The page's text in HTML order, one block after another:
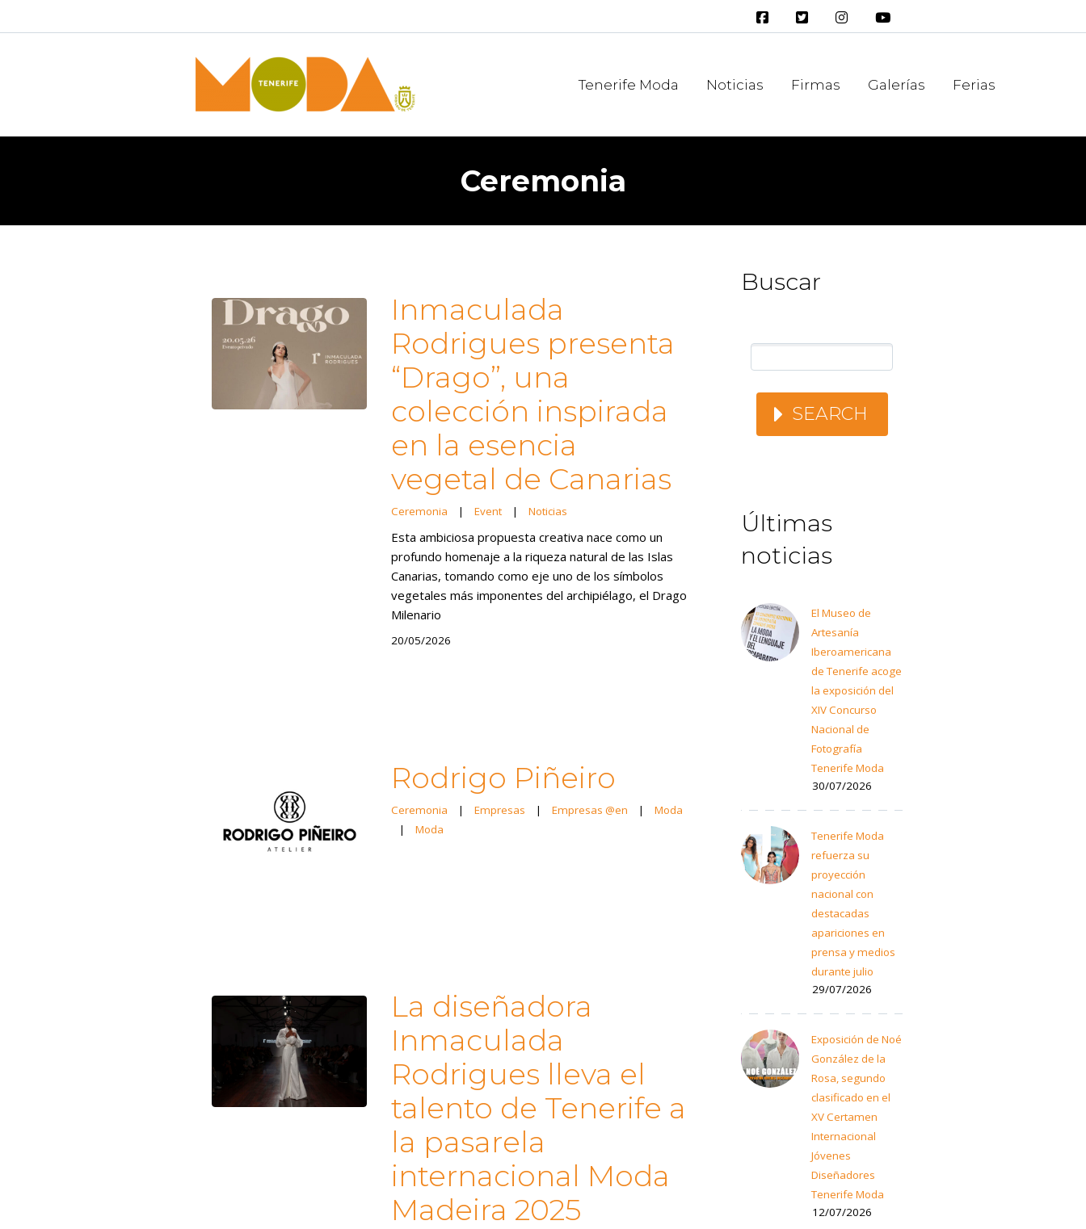
Tenerife Moda Noticias Firmas Galerías Ferias
Ceremonia
Inmaculada
Rodrigues presenta
“Drago”, una
colección inspirada
en la esencia
vegetal de Canarias
Ceremonia | Event | Noticias
Esta ambiciosa propuesta creativa nace como un
profundo homenaje a la riqueza natural de las Islas
Canarias, tomando como eje uno de los símbolos
vegetales más imponentes del archipiélago, el Drago
Milenario
20/05/2026
Rodrigo Piñeiro
Ceremonia | Empresas | Empresas @en |
Moda
|
Moda
La diseñadora
Inmaculada
Rodrigues lleva el
talento de Tenerife a
la pasarela
internacional Moda
Madeira 2025
Buscar
SEARCH
Últimas
noticias
El Museo de
Artesanía
Iberoamericana
de Tenerife acoge
la exposición del
XIV Concurso
Nacional de
Fotografía
Tenerife Moda
30/07/2026
Tenerife Moda
refuerza su
proyección
nacional con
destacadas
apariciones en
prensa y medios
durante julio
29/07/2026
Exposición de Noé
González de la
Rosa, segundo
clasificado en el
XV Certamen
Internacional
Jóvenes
Diseñadores
Tenerife Moda
12/07/2026